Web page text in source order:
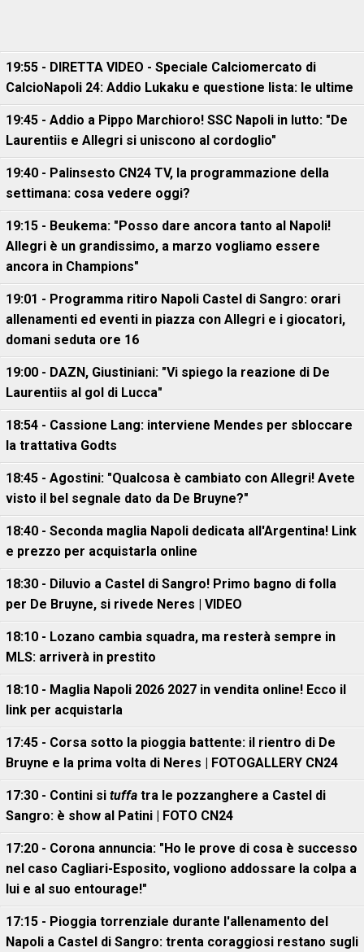
19:55 - DIRETTA VIDEO - Speciale Calciomercato di
CalcioNapoli 24: Addio Lukaku e questione lista: le ultime
19:45 - Addio a Pippo Marchioro! SSC Napoli in lutto: "De
Laurentiis e Allegri si uniscono al cordoglio"
19:40 - Palinsesto CN24 TV, la programmazione della
settimana: cosa vedere oggi?
19:15 - Beukema: "Posso dare ancora tanto al Napoli!
Allegri è un grandissimo, a marzo vogliamo essere
ancora in Champions"
19:01 - Programma ritiro Napoli Castel di Sangro: orari
allenamenti ed eventi in piazza con Allegri e i giocatori,
domani seduta ore 16
19:00 - DAZN, Giustiniani: "Vi spiego la reazione di De
Laurentiis al gol di Lucca"
18:54 - Cassione Lang: interviene Mendes per sbloccare
la trattativa Godts
18:45 - Agostini: "Qualcosa è cambiato con Allegri! Avete
visto il bel segnale dato da De Bruyne?"
18:40 - Seconda maglia Napoli dedicata all'Argentina! Link
e prezzo per acquistarla online
18:30 - Diluvio a Castel di Sangro! Primo bagno di folla
per De Bruyne, si rivede Neres | VIDEO
18:10 - Lozano cambia squadra, ma resterà sempre in
MLS: arriverà in prestito
18:10 - Maglia Napoli 2026 2027 in vendita online! Ecco il
link per acquistarla
17:45 - Corsa sotto la pioggia battente: il rientro di De
Bruyne e la prima volta di Neres | FOTOGALLERY CN24
17:30 - Contini si tuffa tra le pozzanghere a Castel di
Sangro: è show al Patini | FOTO CN24
17:20 - Corona annuncia: "Ho le prove di cosa è successo
nel caso Cagliari-Esposito, vogliono addossare la colpa a
lui e al suo entourage!"
17:15 - Pioggia torrenziale durante l'allenamento del
Napoli a Castel di Sangro: trenta coraggiosi restano sugli